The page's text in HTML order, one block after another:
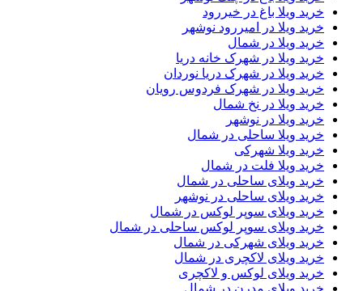
خرید ویلا باغ در خیررود
خرید ویلا در امیررود نوشهر
خرید ویلا در شمال
خرید ویلا در شهرک خانه دریا
خرید ویلا در شهرک دریا نوردان
خرید ویلا در شهرک فردوس رویان
خرید ویلا در نخ شمال
خرید ویلا در نوشهر
خرید ویلا ساحلی در شمال
خرید ویلا شهرکی
خرید ویلا فلت در شمال
خرید ویلای ساحلی در شمال
خرید ویلای ساحلی در نوشهر
خرید ویلای سوپر لوکس در شمال
خرید ویلای سوپر لوکس ساحلی در شمال
خرید ویلای شهرکی در شمال
خرید ویلای لاکچری در شمال
خرید ویلای لوکس و لاکچری
خرید ویلای مدرن در شمال